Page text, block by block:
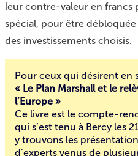
leur contre-valeur en francs
spécial, pour être
des investissements choisis.
Pour ceux qui désirent en
« Le Plan Marshall et le
l’Europe »
Ce livre est le compte-
qui s’est tenu à Bercy les
y trouvons les
d’experts venus de